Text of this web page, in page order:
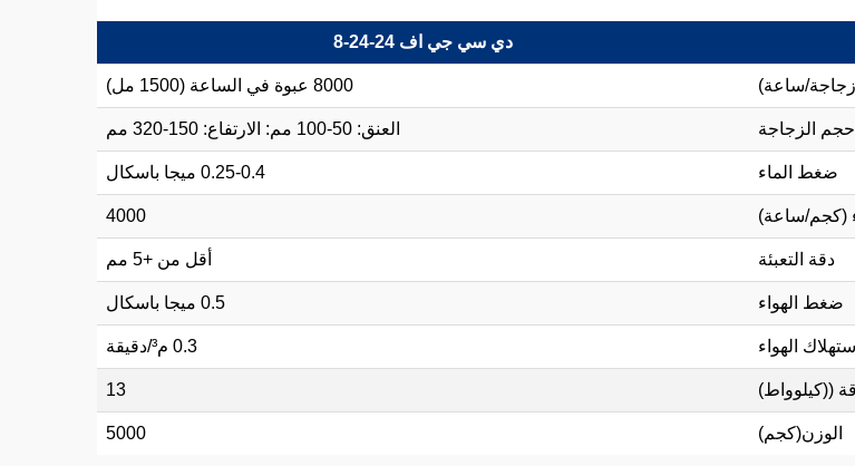
دي سي جي اف 24-24-8
ساعة) 8000 عبوة في الساعة (1500 مل)
حجم الزجاجة العنق: 50-100 مم: الارتفاع: 150-320 مم
ضغط الماء 0.25-0.4 ميجا باسكال
(كجم/ساعة) 4000
دقة التعبئة أقل من +5 مم
ضغط الهواء 0.5 ميجا باسكال
استهلاك الهواء 0.3 م³/دقيقة
((كيلوواط) 13
الوزن(كجم) 5000